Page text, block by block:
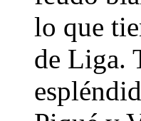
lo que
de Liga.